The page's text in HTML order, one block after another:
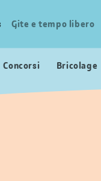
Gite e tempo libero
Concorsi Bricolage